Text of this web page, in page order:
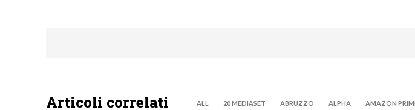
Articoli correlati ALL 20 MEDIASET ABRUZZO ALPHA AMAZON